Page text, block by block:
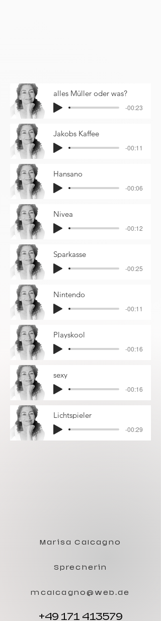
alles Müller oder was?
-00:23
Jakobs Kaffee
-00:11
Hansano
-00:06
Nivea
-00:12
Sparkasse
-00:25
Nintendo
-00:11
Playskool
-00:16
sexy
-00:16
Lichtspieler
-00:29
Marisa Calcagno
Sprecherin
mcalcagno@web.de
+49 171 413579